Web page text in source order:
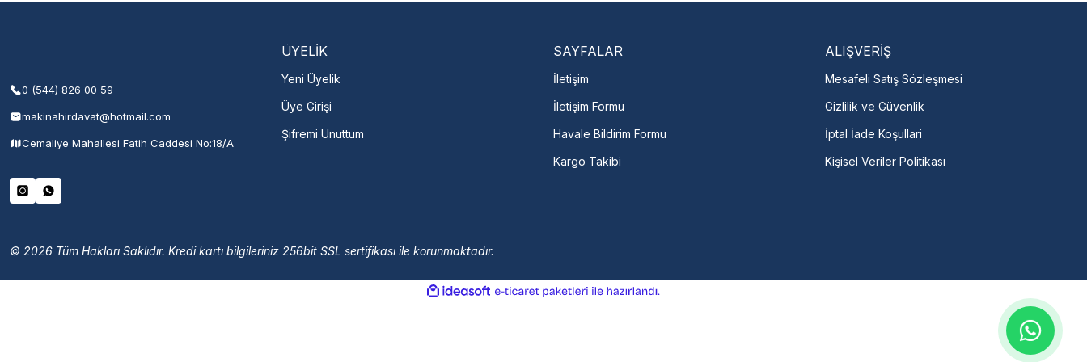
0 (544) 826 00 59
makinahirdavat@hotmail.com
Cemaliye Mahallesi Fatih Caddesi No:18/A
ÜYELİK
Yeni Üyelik
Üye Girişi
Şifremi Unuttum
SAYFALAR
İletişim
İletişim Formu
Havale Bildirim Formu
Kargo Takibi
ALIŞVERİŞ
Mesafeli Satış Sözleşmesi
Gizlilik ve Güvenlik
İptal İade Koşullari
Kişisel Veriler Politikası
© 2026 Tüm Hakları Saklıdır. Kredi kartı bilgileriniz 256bit SSL sertifikası ile korunmaktadır.
ideasoft
e-